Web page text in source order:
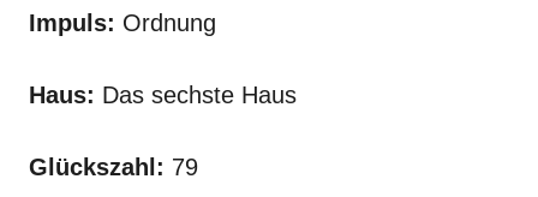
Impuls: Ordnung
Haus: Das sechste Haus
Glückszahl: 79